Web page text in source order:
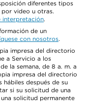
diferentes tipos
video u otras.
interpretación.
de un
con nosotros.
impresa del directorio
a Servicio a los
la semana, de 8 a. m. a
impresa del directorio
después de su
si su solicitud de una
solicitud permanente